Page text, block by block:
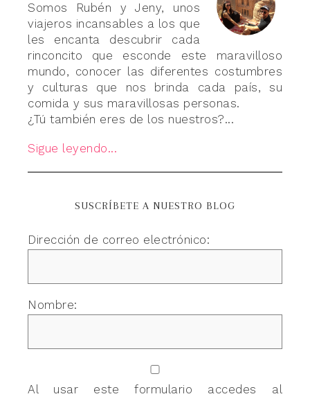
Somos Rubén y Jeny, unos
viajeros incansables a los que
les encanta descubrir cada
rinconcito que esconde este maravilloso
mundo, conocer las diferentes costumbres
y culturas que nos brinda cada país, su
comida y sus maravillosas personas.
¿Tú también eres de los nuestros?...
Sigue leyendo...
SUSCRÍBETE A NUESTRO BLOG
Dirección de correo electrónico:
Nombre:
Al usar este formulario accedes al